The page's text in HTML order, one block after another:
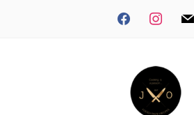
facebookinstagrammail